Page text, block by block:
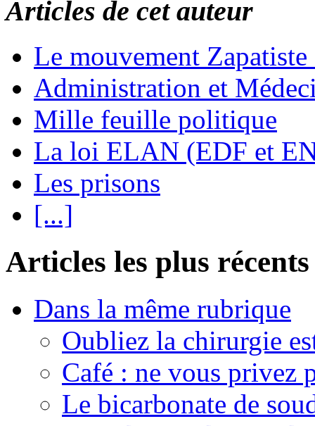
Articles de cet auteur
Le mouvement
Administration et
Mille feuille politique
La loi ELAN (EDF et
Les prisons
[...]
Articles les plus récents
Dans la même rubrique
Oubliez la chirurgie
Café : ne vous privez
Le bicarbonate de